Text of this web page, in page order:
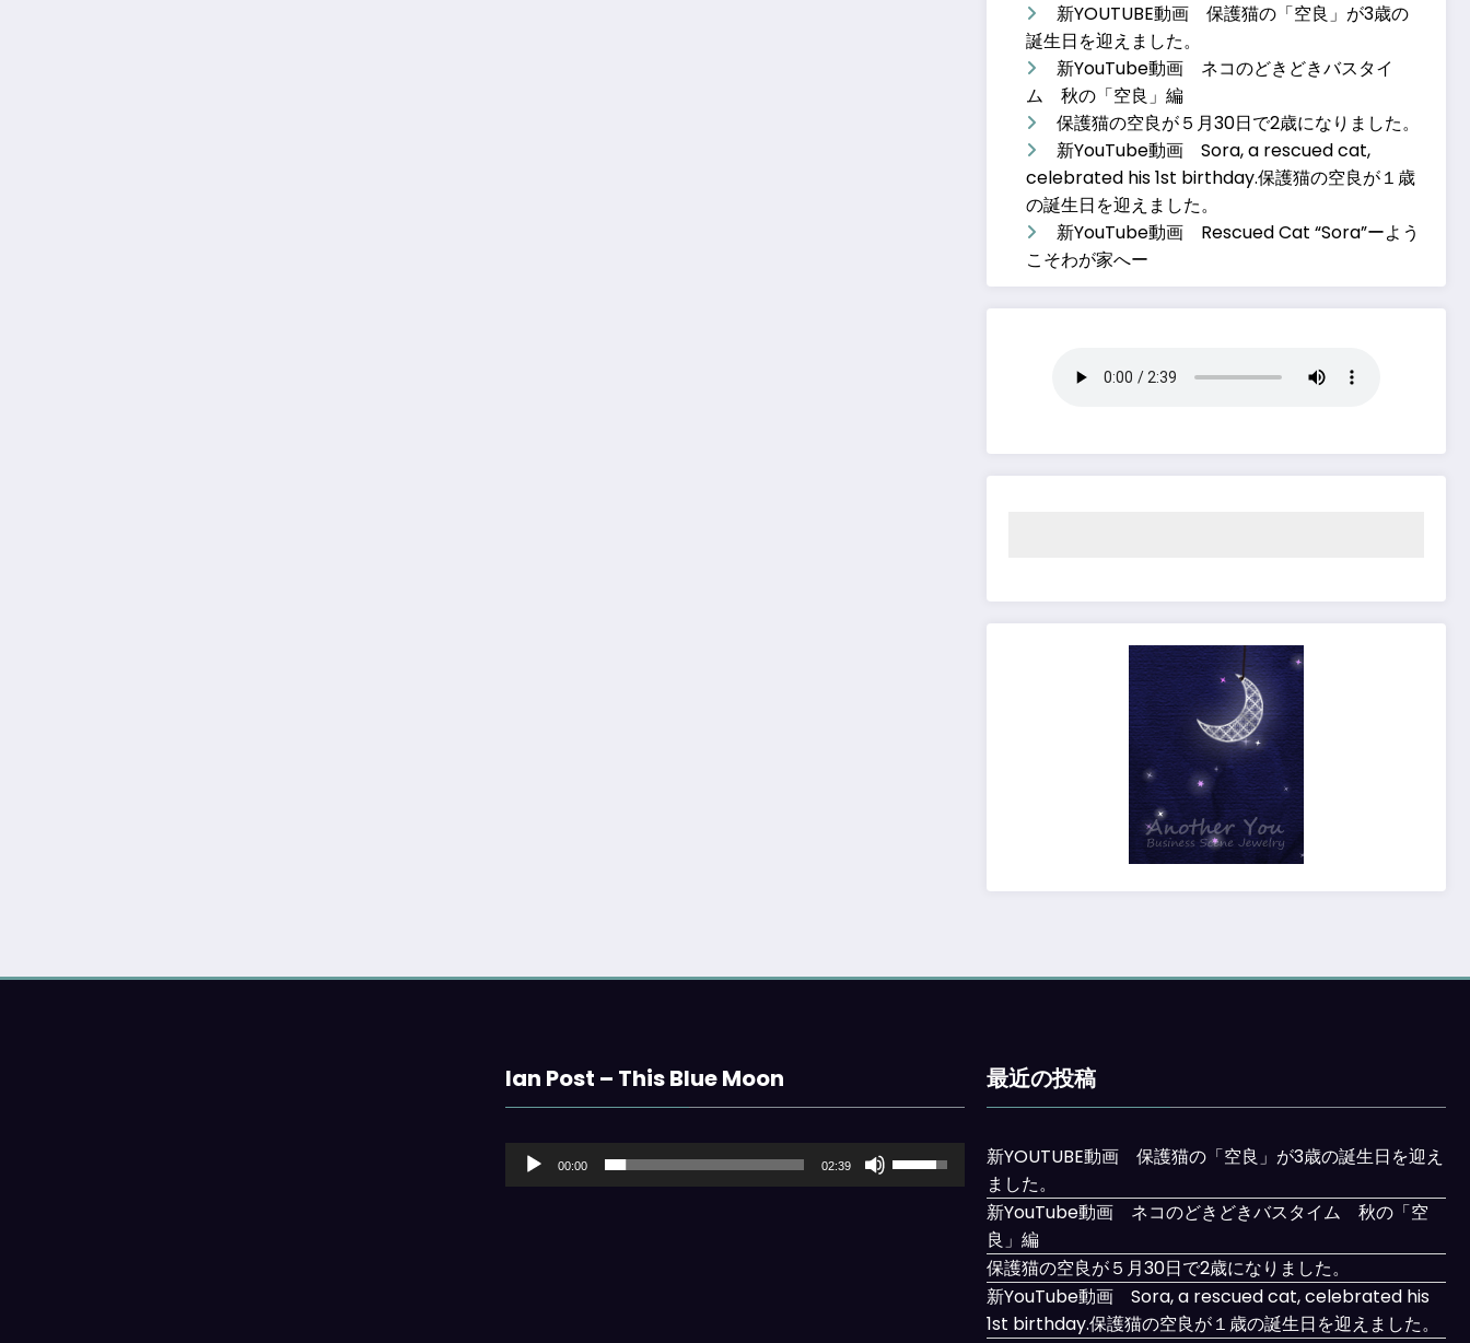
新YOUTUBE動画 保護猫の「空良」が3歳の
誕生日を迎えました。
新YouTube動画 ネコのどきどきバスタイ
ム 秋の「空良」編
保護猫の空良が５月30日で2歳になりました。
新YouTube動画 Sora, a rescued cat,
celebrated his 1st birthday.保護猫の空良が１歳
の誕生日を迎えました。
新YouTube動画 Rescued Cat “Sora”ーよう
こそわが家へー
Ian Post – This Blue Moon
声
00:00 02:39
リ
最近の投稿
新YOUTUBE動画 保護猫の「空良」が3歳の誕生日を迎え
ました。
新YouTube動画 ネコのどきどきバスタイム 秋の「空
良」編
保護猫の空良が５月30日で2歳になりました。
新YouTube動画 Sora, a rescued cat, celebrated his
1st birthday.保護猫の空良が１歳の誕生日を迎えました。